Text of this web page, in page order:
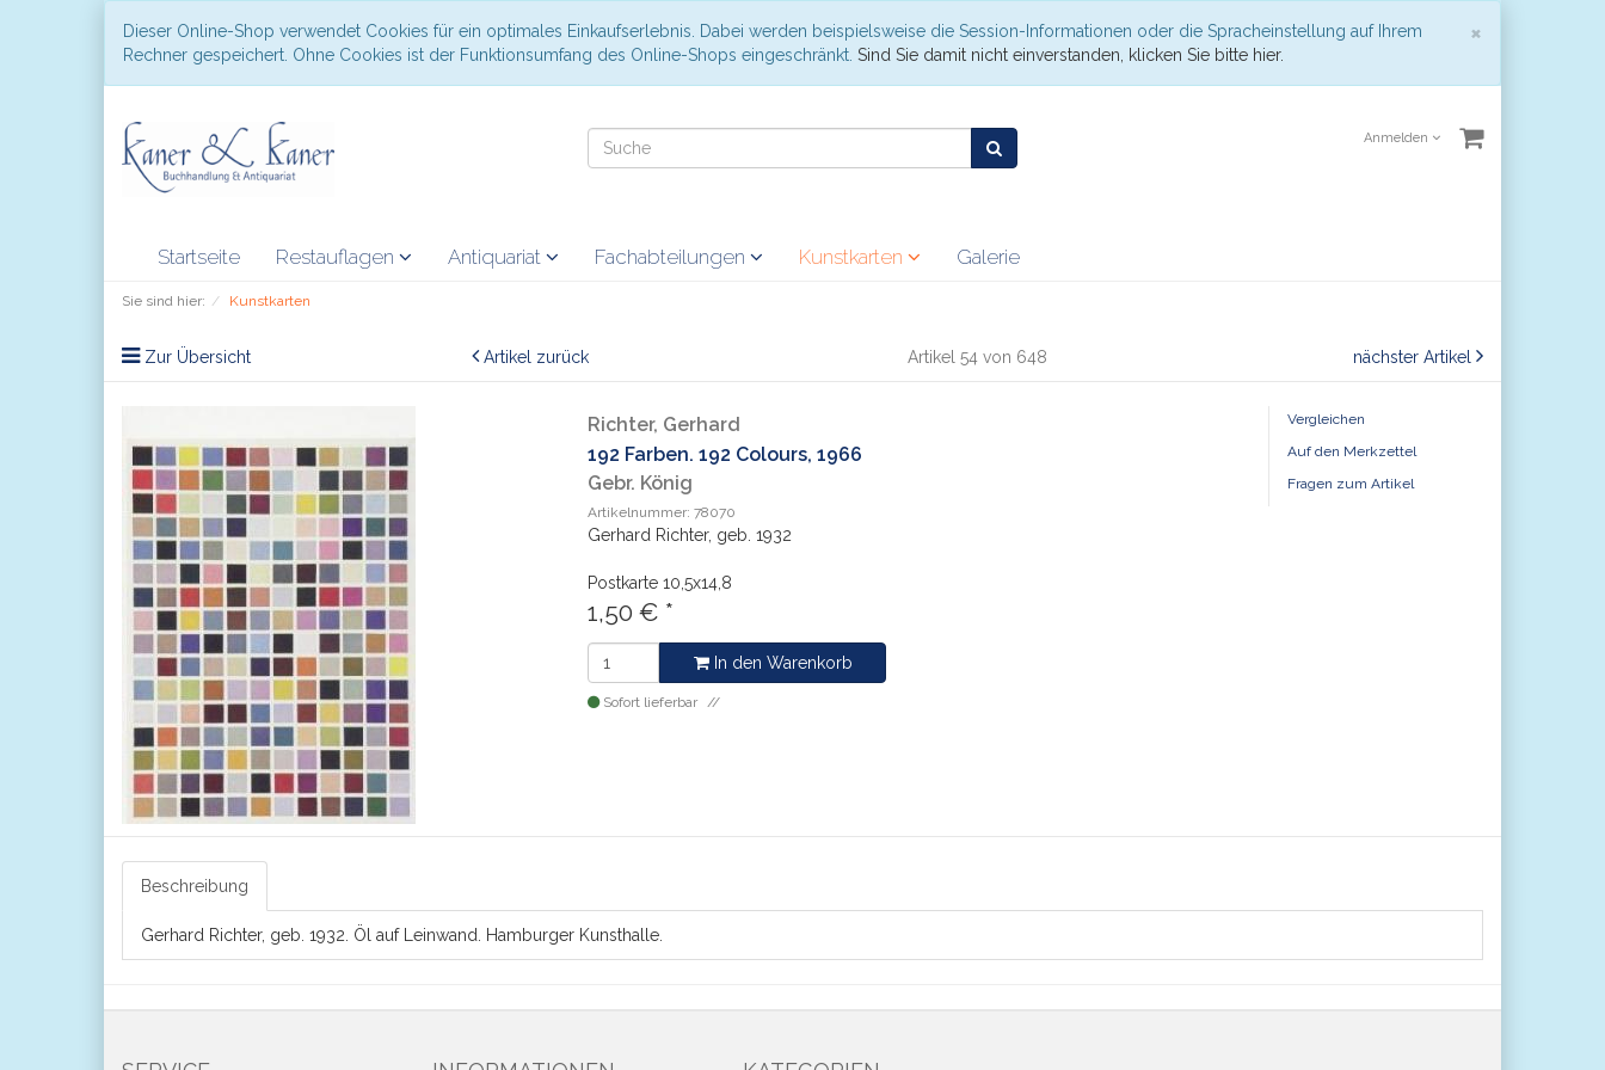
×
Dieser Online-Shop verwendet Cookies für ein optimales Einkaufserlebnis. Dabei werden beispielsweise die Session-Informationen oder die Spracheinstellung auf Ihrem
Rechner gespeichert. Ohne Cookies ist der Funktionsumfang des Online-Shops eingeschränkt. Sind Sie damit nicht einverstanden, klicken Sie bitte hier.
Anmelden
Startseite Restauflagen Antiquariat Fachabteilungen Kunstkarten Galerie
Sie sind hier: Kunstkarten
Zur Übersicht Artikel zurück Artikel 54 von 648 nächster Artikel
Richter, Gerhard
192 Farben. 192 Colours, 1966
Gebr. König
Artikelnummer: 78070
Gerhard Richter, geb. 1932
Postkarte 10,5x14,8
1,50 € *
In den Warenkorb
Sofort lieferbar
Vergleichen
Auf den Merkzettel
Fragen zum Artikel
Beschreibung
Gerhard Richter, geb. 1932. Öl auf Leinwand. Hamburger Kunsthalle.